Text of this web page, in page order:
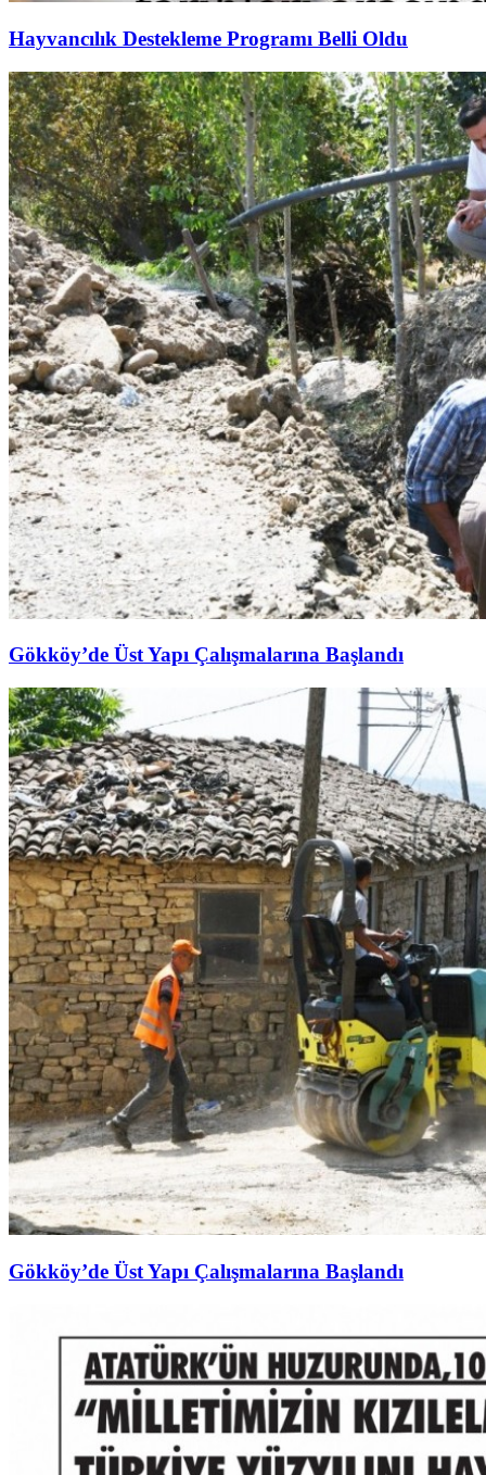
Hayvancılık Destekleme Programı Belli Oldu
Gökköy’de Üst Yapı Çalışmalarına Başlandı
Gökköy’de Üst Yapı Çalışmalarına Başlandı